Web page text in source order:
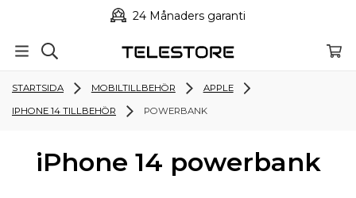
24 Månaders garanti
STARTSIDA MOBILTILLBEHÖR APPLE
IPHONE 14 TILLBEHÖR POWERBANK
iPhone 14 powerbank